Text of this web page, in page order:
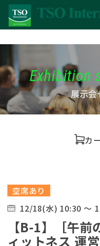
Exhibition
展示会
カ
空席あり
12/18(水) 10:30 ～
【B-1】［午
ィットネス 運